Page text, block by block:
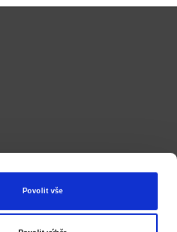
Povolit vše